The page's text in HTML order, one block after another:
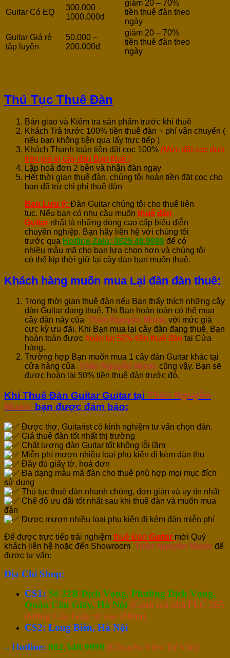
Guitar Có EQ
300.000 –
1000.000đ
giảm 20 – 70%
tiền thuê đàn theo
ngày
Guitar Giá rẻ
tập luyện
50.000 –
200.000đ
giảm 20 – 70%
tiền thuê đàn theo
ngày
Thủ Tục Thuê Đàn
Bàn giao và Kiểm tra sản phẩm trước khi thuê
Khách Trả trước 100% tiền thuê đàn + phí vận chuyển (
nếu bạn không tiện qua lấy trực tiếp )
Khách Thanh toán tiền đặt cọc 100% (Mức đặt cọc dựa
trên giá trị cây đàn Bạn thuê )
Lập hoá đơn 2 bên và nhận đàn ngay
Hết thời gian thuê đàn, chúng tôi hoàn tiền đặt cọc cho
bạn đã trừ chi phí thuê đàn
Bạn Lưu ý: Đàn Guitar chúng tôi cho thuê liên
tục. Nếu bạn có nhu cầu muốn thuê đàn
Guitar nhất là những dòng cao cấp biểu diễn
chuyên nghiệp. Bạn hãy liên hệ với chúng tôi
trước qua Hotline Zalo: 0825.48.9999 để có
nhiều mẫu mã cho bạn lựa chọn hơn và chúng tôi
có thể kịp thời giữ lại cây đàn bạn muốn thuê.
Khách hàng muốn mua Lại đàn đàn thuê:
Trong thời gian thuê đàn nếu Bạn thấy thích những cây
đàn Guitar đang thuê. Thì Bạn hoàn toàn có thể mua
cây đàn này của Thân Nguyễn Music với mức giá
cực kỳ ưu đãi. Khi Bạn mua lại cây đàn đang thuê, Bạn
hoàn toàn được hoàn lại 50% tiền thuê đàn tại Cửa
hàng.
Trường hợp Bạn muốn mua 1 cây đàn Guitar khác tại
cửa hàng của Thân Nguyễn Music cũng vậy. Bạn sẽ
được hoàn lại 50% tiền thuê đàn trước đó.
Khi Thuê Đàn GuitarGuitartại Thân Nguyễn
Music bạn được đảm bảo:
Được thợ, Guitarist có kinh nghiệm tư vấn chọn đàn.
Giá thuê đàn tốt nhất thị trường
Chất lượng đàn Guitar tốt không lỗi lầm
Miễn phí mượn nhiều loại phụ kiện đi kèm đàn thu
Đầy đủ giấy tờ, hoá đơn
Đa dạng mẫu mã đàn cho thuê phù hợp mọi mục đích
sử dụng
Thủ tục thuê đàn nhanh chóng, đơn giản và uy tín nhất
Chế độ ưu đãi tốt nhất sau khi thuê đàn và muốn mua
đàn
Được mượn nhiều loại phụ kiện đi kèm đàn miễn phí
Để được trực tiếp trải nghiệm thuê Đàn Guitar mời Quý
khách liên hệ hoặc đến Showroom Thân Nguyễn Music để
được tư vấn:
Địa Chỉ Shop:
CS1: Số 32B Dịch Vọng, Phường Dịch Vọng,
Quận Cầu Giấy, Hà Nội (Cạnh toà nhà FLC 265
đường Cầu Giấy rẽ vào 200m)
CS2: Long Biên, Hà Nội
– Hotline: 082.548.9999 (Chuyên Viên Tư Vấn)